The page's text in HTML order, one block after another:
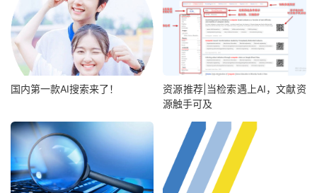
国内第一款AI搜索来了！
资源推荐|当检索遇上AI，文献资
源触手可及